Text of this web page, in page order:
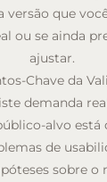
versão que
ou se ainda
ajustar.
Chave da
demanda
alvo está
de
sobre o